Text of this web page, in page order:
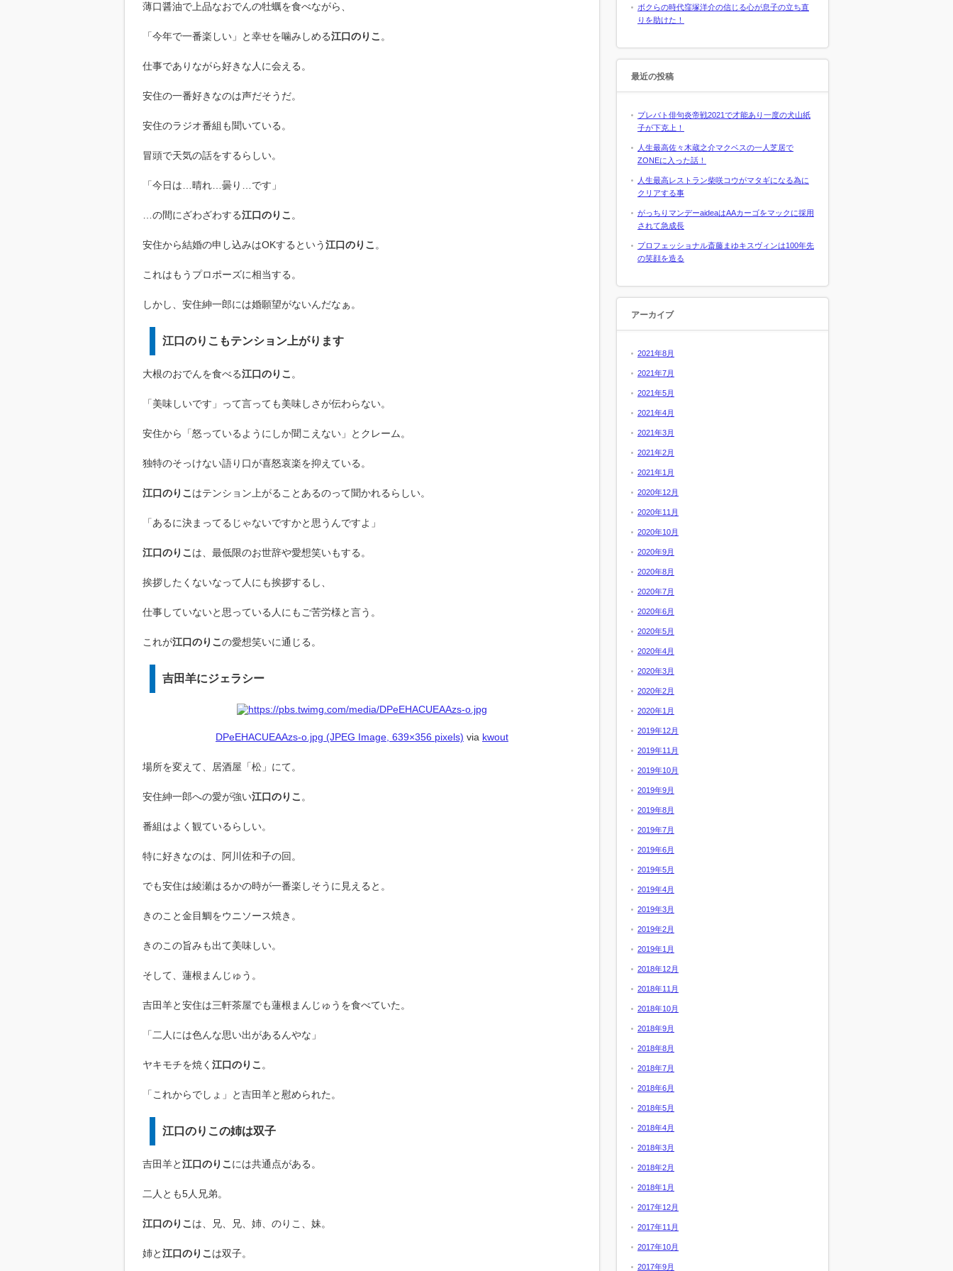
薄口醤油で上品なおでんの牡蠣を食べながら、
「今年で一番楽しい」と幸せを噛みしめる江口のりこ 。
仕事でありながら好きな人に会える。
安住の一番好きなのは声だそうだ。
安住のラジオ番組も聞いている。
冒頭で天気の話をするらしい。
「今日は…晴れ…曇り…です」
…の間にざわざわする江口のりこ 。
安住から結婚の申し込みはOKするという江口のりこ 。
これはもうプロポーズに相当する。
しかし、安住紳一郎には婚願望がないんだなぁ。
江口のりこもテンション上がります
大根のおでんを食べる江口のりこ 。
「美味しいです」って言っても美味しさが伝わらない。
安住から「怒っているようにしか聞こえない」とクレーム。
独特のそっけない語り口が喜怒哀楽を抑えている。
江口のりこ はテンション上がることあるのって聞かれるらしい。
「あるに決まってるじゃないですかと思うんですよ」
江口のりこ は、最低限のお世辞や愛想笑いもする。
挨拶したくないなって人にも挨拶するし、
仕事していないと思っている人にもご苦労様と言う。
これが江口のりこの愛想笑いに通じる。
吉田羊にジェラシー
DPeEHACUEAAzs-o.jpg (JPEG Image, 639×356 pixels) via kwout
場所を変えて、居酒屋「松」にて。
安住紳一郎への愛が強い江口のりこ。
番組はよく観ているらしい。
特に好きなのは、阿川佐和子の回。
でも安住は綾瀬はるかの時が一番楽しそうに見えると。
きのこと金目鯛をウニソース焼き。
きのこの旨みも出て美味しい。
そして、蓮根まんじゅう。
吉田羊と安住は三軒茶屋でも蓮根まんじゅうを食べていた。
「二人には色んな思い出があるんやな」
ヤキモチを焼く 江口のりこ。
「これからでしょ」と吉田羊と慰められた。
江口のりこの姉は双子
吉田羊と江口のりこ には共通点がある。
二人とも5人兄弟。
江口のりこ は、兄、兄、姉、のりこ、妹。
姉と江口のりこ は双子。
ボクらの時代窪塚洋介の信じる心が息子の立ち直
りを助けた！
最近の投稿
プレバト俳句炎帝戦2021で才能あり一度の犬山紙
子が下克上！
人生最高佐々木蔵之介マクベスの一人芝居で
ZONEに入った話！
人生最高レストラン柴咲コウがマタギになる為に
クリアする事
がっちりマンデーaideaはAAカーゴをマックに採用
されて急成長
プロフェッショナル斎藤まゆキスヴィンは100年先
の笑顔を造る
アーカイブ
2021年8月
2021年7月
2021年5月
2021年4月
2021年3月
2021年2月
2021年1月
2020年12月
2020年11月
2020年10月
2020年9月
2020年8月
2020年7月
2020年6月
2020年5月
2020年4月
2020年3月
2020年2月
2020年1月
2019年12月
2019年11月
2019年10月
2019年9月
2019年8月
2019年7月
2019年6月
2019年5月
2019年4月
2019年3月
2019年2月
2019年1月
2018年12月
2018年11月
2018年10月
2018年9月
2018年8月
2018年7月
2018年6月
2018年5月
2018年4月
2018年3月
2018年2月
2018年1月
2017年12月
2017年11月
2017年10月
2017年9月